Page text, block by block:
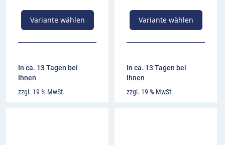
Variante wählen
In ca. 13 Tagen bei
Ihnen
zzgl. 19 % MwSt.
Variante wählen
In ca. 13 Tagen bei
Ihnen
zzgl. 19 % MwSt.